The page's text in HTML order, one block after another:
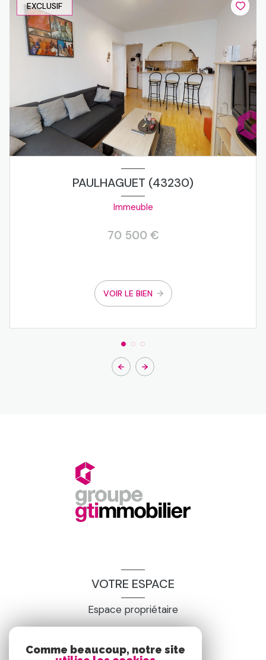
EXCLUSIF
PAULHAGUET (43230)
Immeuble
70 500 €
VOIR LE BIEN
VOTRE ESPACE
Espace propriétaire
SE CONNECTER
Comme beaucoup, notre site